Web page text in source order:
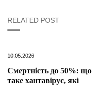
RELATED POST
10.05.2026
Смертність до 50%: що
таке хантавірус, які